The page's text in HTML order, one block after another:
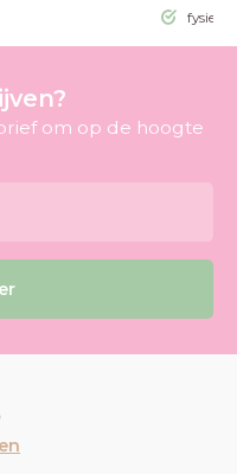
fysieke
om op de hoogte